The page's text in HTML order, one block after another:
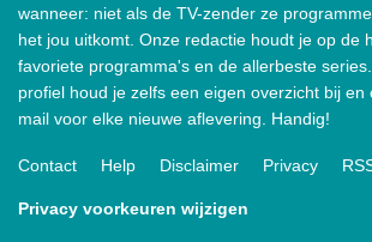
wanneer: niet als de TV-zender ze
het jou uitkomt. Onze redactie houdt je op de
favoriete programma's en de allerbeste
profiel houd je zelfs een eigen overzicht bij en
mail voor elke nieuwe aflevering. Handig!
Contact Help Disclaimer Privacy
Privacy voorkeuren wijzigen